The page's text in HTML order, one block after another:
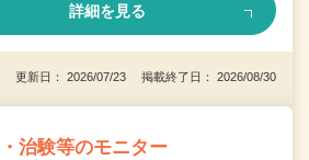
詳細を見る
更新日： 2026/07/23 掲載終了日： 2026/08/30
治験等のモニター